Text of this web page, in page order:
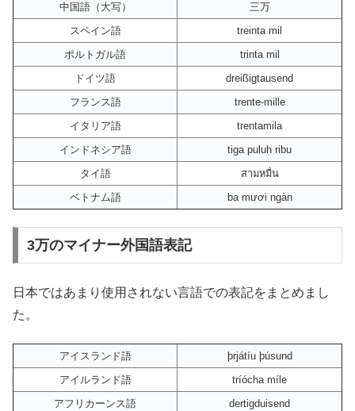
中国語（大写）
三万
スペイン語
treinta mil
ポルトガル語
trinta mil
ドイツ語
dreißigtausend
フランス語
trente-mille
イタリア語
trentamila
インドネシア語
tiga puluh ribu
タイ語
สามหมื่น
ベトナム語
ba mươi ngàn
3万のマイナー外国語表記
日本ではあまり使用されない言語での表記をまとめまし
た。
アイスランド語
þrjátíu þúsund
アイルランド語
tríócha míle
アフリカーンス語
dertigduisend